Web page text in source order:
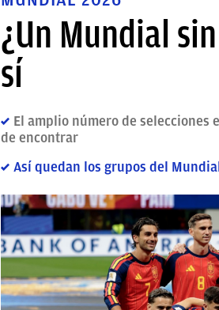
¿Un Mundial
sí
El amplio número de selecciones
de encontrar
Así quedan los grupos del